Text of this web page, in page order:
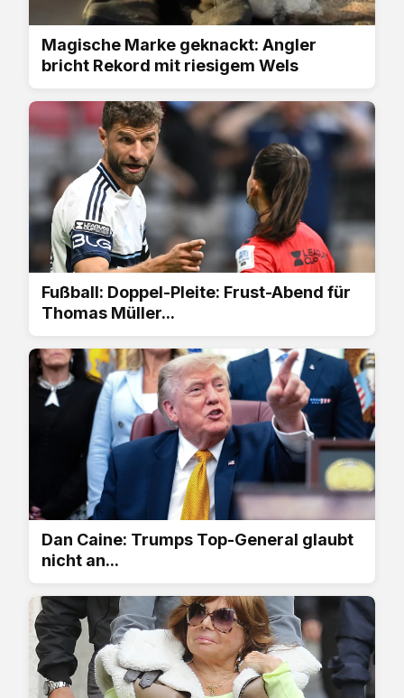
Magische Marke geknackt: Angler
bricht Rekord mit riesigem Wels
Fußball: Doppel-Pleite: Frust-Abend für
Thomas Müller...
Dan Caine: Trumps Top-General glaubt
nicht an...